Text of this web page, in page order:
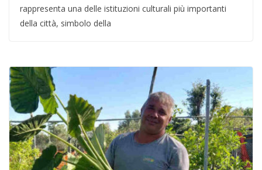
rappresenta una delle istituzioni culturali più importanti
della città, simbolo della